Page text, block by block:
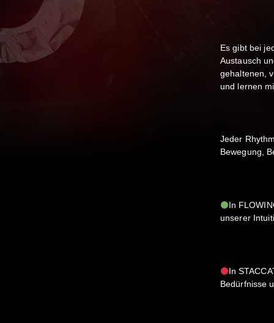
Es gibt bei
Austausch
gehaltenen,
und lernen
Jeder
Bewegung,
In
unserer
In
Bedürfnisse